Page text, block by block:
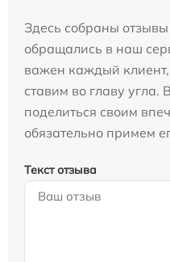
Здесь собраны
обращались в наш
важен каждый
ставим во главу угла.
поделиться своим
обязательно примем
Текст отзыва